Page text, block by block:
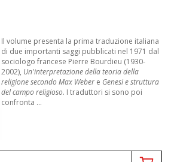
Il volume presenta la prima traduzione italiana
di due importanti saggi pubblicati nel 1971 dal
sociologo francese Pierre Bourdieu (1930-
2002), Un'interpretazione della teoria della
religione secondo Max Weber e Genesi e struttura
del campo religioso. I traduttori si sono poi
confronta ...